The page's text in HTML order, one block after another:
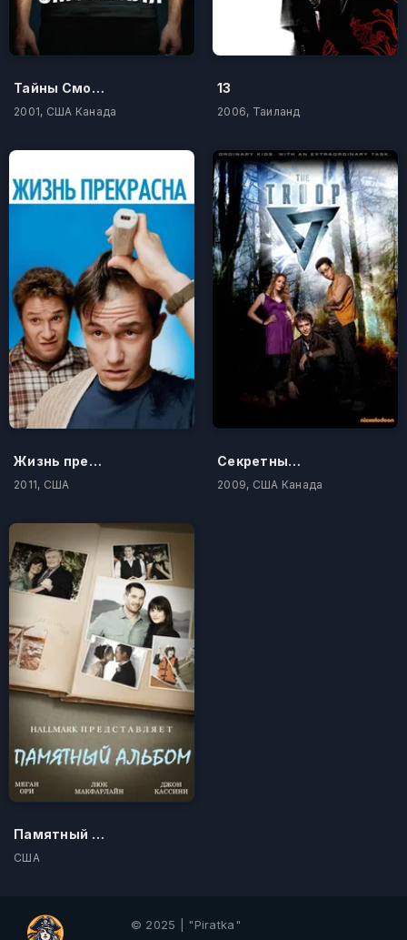
Тайны Смолвилля
2001, США Канада
13
2006, Таиланд
Жизнь прекрасна
2011, США
Секретный отряд
2009, США Канада
Памятный альбом
США
© 2025 | "Piratka"